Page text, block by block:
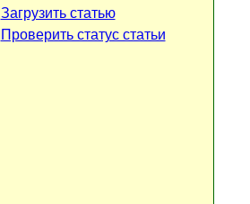
Загрузить статью
Проверить статус статьи